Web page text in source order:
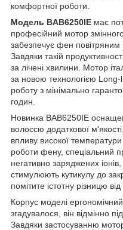
комфортної роботи.
Модель BAB6250IE має
професійний мотор
забезпечує фен повітряним
Завдяки такій
за лічені хвилини. Мотор
за новою технологією
роботу з мінімально
годин.
Новинка BAB6250IE
волоссю додаткової
впливу високої
роботи фену, спеціальний
негативно заряджених
стимулюють кутикулу до
помітите істотну різницю
Корпус моделі
згадувалося, він відмінно
Завдяки застосуванню